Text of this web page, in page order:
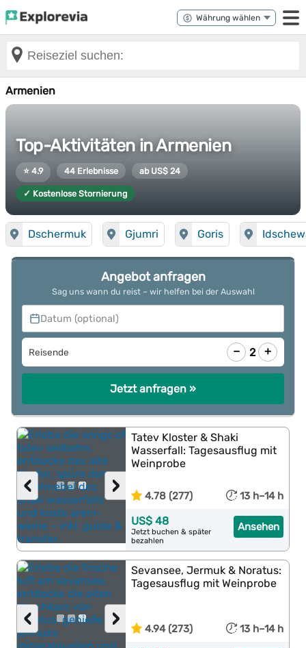
Armenien
Top-Aktivitäten in Armenien
⭐ 4.9 44 Erlebnisse ab US$ 24
✓ Kostenlose Stornierung
Dschermuk Gjumri Goris
Angebot anfragen
Sag uns wann du reist – wir helfen bei der Auswahl
Datum (optional)
Reisende − 2 +
Jetzt anfragen »
›
‹
Tatev Kloster & Shaki
Wasserfall: Tagesausflug mit
Weinprobe
4.78 (277) 13 h–14 h
Ansehen
US$ 48
Jetzt buchen & später
bezahlen
›
‹
Sevansee, Jermuk & Noratus:
Tagesausflug mit Weinprobe
4.94 (273) 13 h–14 h